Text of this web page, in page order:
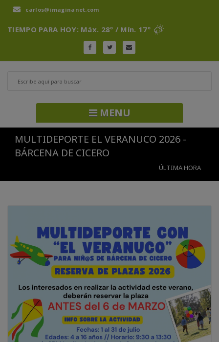
carlos@imaginanet.com
TIEMPO PARA HOY: Máx. 28º / Mín. 17º
MENU
MULTIDEPORTE EL VERANUCO 2026 -
BÁRCENA DE CICERO
ÚLTIMA HORA